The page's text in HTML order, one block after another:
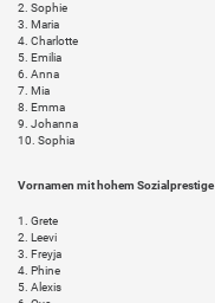
2. Sophie
3. Maria
4. Charlotte
5. Emilia
6. Anna
7. Mia
8. Emma
9. Johanna
10. Sophia
Vornamen mit hohem Sozialprestige
1.
Grete
2. Leevi
3. Freyja
4. Phine
5. Alexis